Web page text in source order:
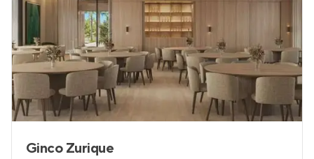
Ginco Zurique